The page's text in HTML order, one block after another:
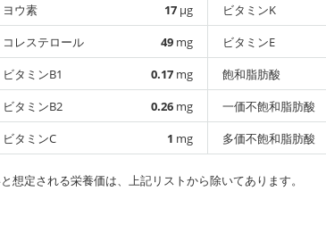
ヨウ素
17 µg
コレステロール
49 mg
ビタミンB1
0.17 mg
ビタミンB2
0.26 mg
ビタミンC
1 mg
ビタミンK
ビタミンE
飽和脂肪酸
一価不飽和脂肪酸
多価不飽和脂肪酸
想定される栄養価は、上記リストから除いてあります。